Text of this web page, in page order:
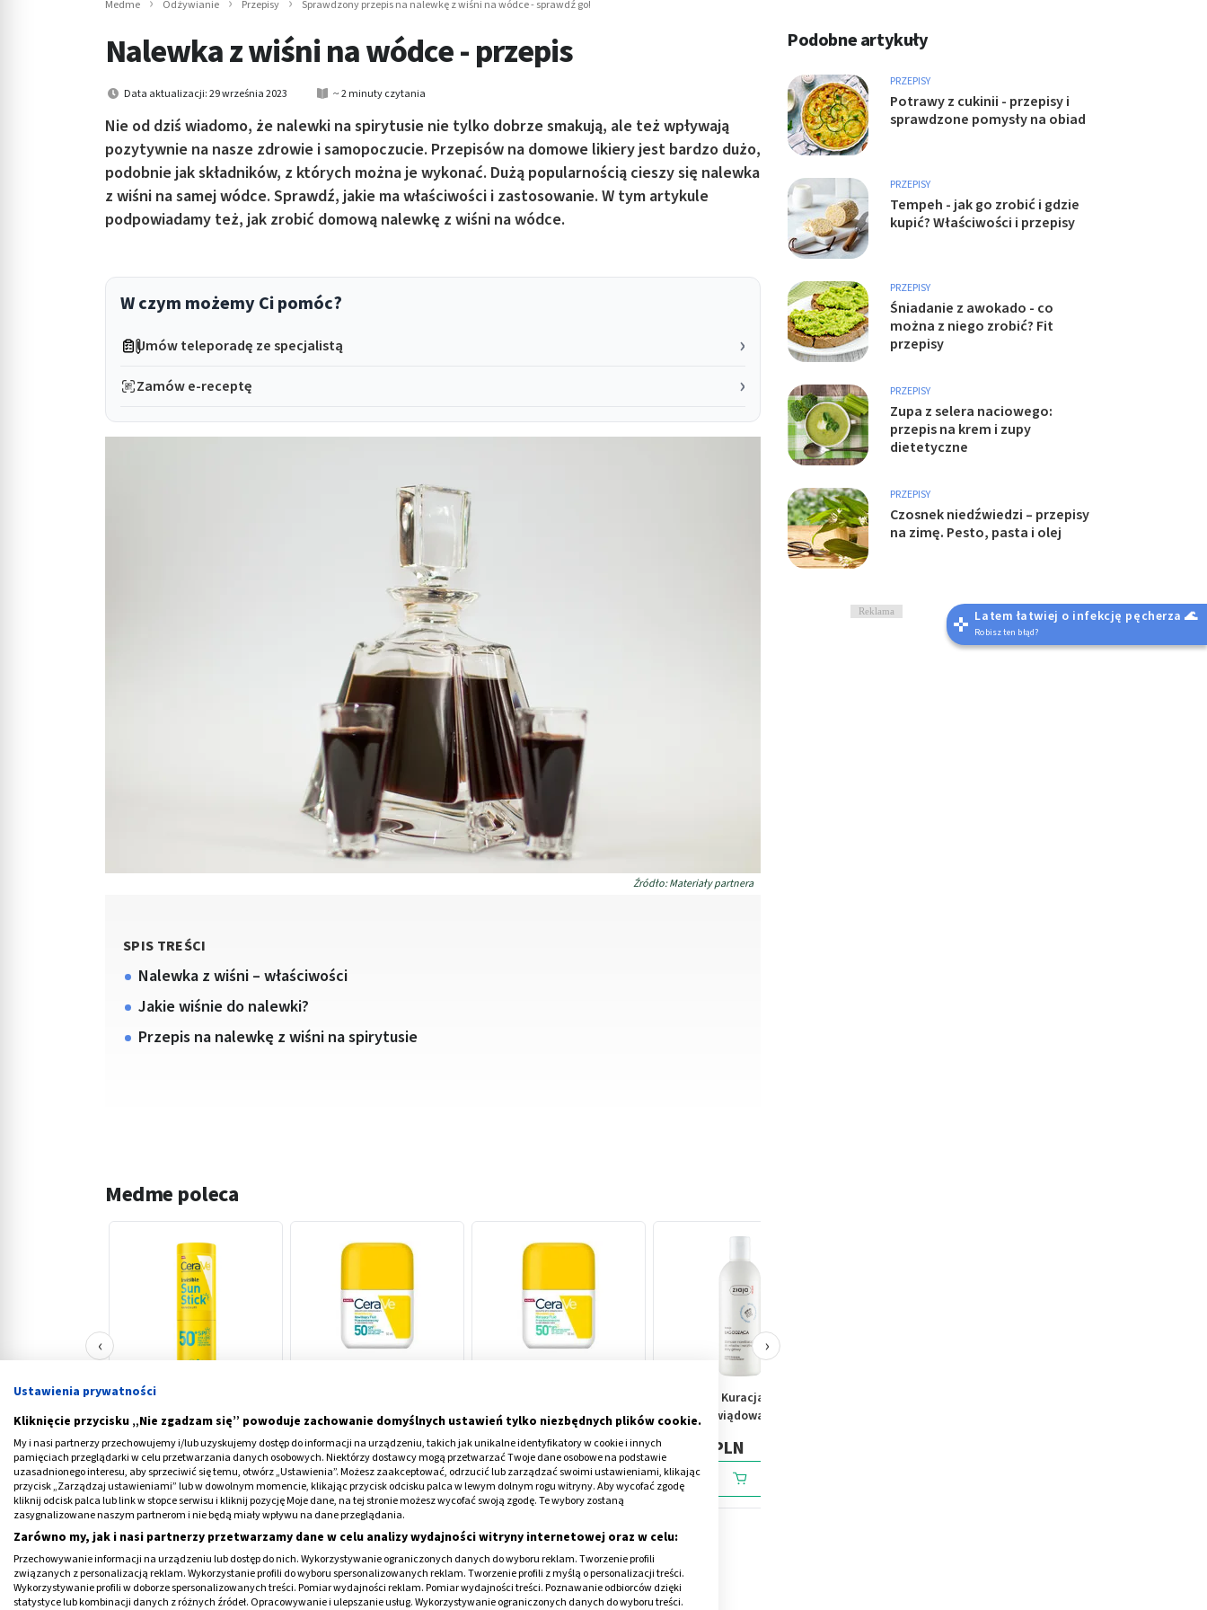
Medme Odżywianie Przepisy Sprawdzony przepis na nalewkę z wiśni na wódce - sprawdź go!
Nalewka z wiśni na wódce - przepis
Data aktualizacji: 29 września 2023 ~ 2 minuty czytania
Nie od dziś wiadomo, że nalewki na spirytusie nie tylko dobrze smakują, ale też wpływają
pozytywnie na nasze zdrowie i samopoczucie. Przepisów na domowe likiery jest bardzo dużo,
podobnie jak składników, z których można je wykonać. Dużą popularnością cieszy się nalewka
z wiśni na samej wódce. Sprawdź, jakie ma właściwości i zastosowanie. W tym artykule
podpowiadamy też, jak zrobić domową nalewkę z wiśni na wódce.
W czym możemy Ci pomóc?
Umów teleporadę ze specjalistą
Zamów e-receptę
Źródło: Materiały partnera
SPIS TREŚCI
Nalewka z wiśni – właściwości
Jakie wiśnie do nalewki?
Przepis na nalewkę z wiśni na spirytusie
Medme poleca
CeraVe, sztyft
przeciwsłoneczny, SPF50+,
45,99 PLN
przeciwsłoneczny, SPF50,
69,89 PLN
przeciwsłoneczny, SPF50+,
69,89 PLN
Ziaja Med Kuracja
Przeciwświądowa,
ml 10,69 PLN
‹ ›
Nalewka z wiśni – właściwości
Podobne artykuły
PRZEPISY
Potrawy z cukinii - przepisy i
sprawdzone pomysły na obiad
PRZEPISY
Tempeh - jak go zrobić i gdzie
kupić? Właściwości i przepisy
PRZEPISY
Śniadanie z awokado - co
można z niego zrobić? Fit
przepisy
PRZEPISY
Zupa z selera naciowego:
przepis na krem i zupy
dietetyczne
PRZEPISY
Czosnek niedźwiedzi – przepisy
na zimę. Pesto, pasta i olej
Reklama Latem łatwiej o infekcję pęcherza 🌊
Robisz ten błąd?
Ustawienia prywatności
Kliknięcie przycisku „Nie zgadzam się” powoduje zachowanie domyślnych ustawień tylko niezbędnych plików cookie.
My i nasi partnerzy przechowujemy i/lub uzyskujemy dostęp do informacji na urządzeniu, takich jak unikalne identyfikatory w cookie i innych
pamięciach przeglądarki w celu przetwarzania danych osobowych. Niektórzy dostawcy mogą przetwarzać Twoje dane osobowe na podstawie
uzasadnionego interesu, aby sprzeciwić się temu, otwórz „Ustawienia”. Możesz zaakceptować, odrzucić lub zarządzać swoimi ustawieniami, klikając
przycisk „Zarządzaj ustawieniami” lub w dowolnym momencie, klikając przycisk odcisku palca w lewym dolnym rogu witryny. Aby wycofać zgodę
kliknij odcisk palca lub link w stopce serwisu i kliknij pozycję Moje dane, na tej stronie możesz wycofać swoją zgodę. Te wybory zostaną
zasygnalizowane naszym partnerom i nie będą miały wpływu na dane przeglądania.
Zarówno my, jak i nasi partnerzy przetwarzamy dane w celu analizy wydajności witryny internetowej oraz w celu:
Przechowywanie informacji na urządzeniu lub dostęp do nich. Wykorzystywanie ograniczonych danych do wyboru reklam. Tworzenie profili
związanych z personalizacją reklam. Wykorzystanie profili do wyboru spersonalizowanych reklam. Tworzenie profili z myślą o personalizacji treści.
Wykorzystywanie profili w doborze spersonalizowanych treści. Pomiar wydajności reklam. Pomiar wydajności treści. Poznawanie odbiorców dzięki
statystyce lub kombinacji danych z różnych źródeł. Opracowywanie i ulepszanie usług. Wykorzystywanie ograniczonych danych do wyboru treści.